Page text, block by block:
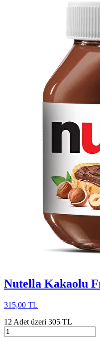
Nutella Kakaolu
315,00 TL
12 Adet üzeri 305 TL